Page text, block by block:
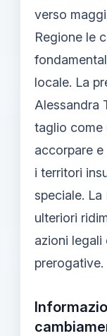
verso
Regione le
locale. La
Alessandra
taglio come
accorpare
i territori
speciale.
ulteriori
azioni legali
prerogative.